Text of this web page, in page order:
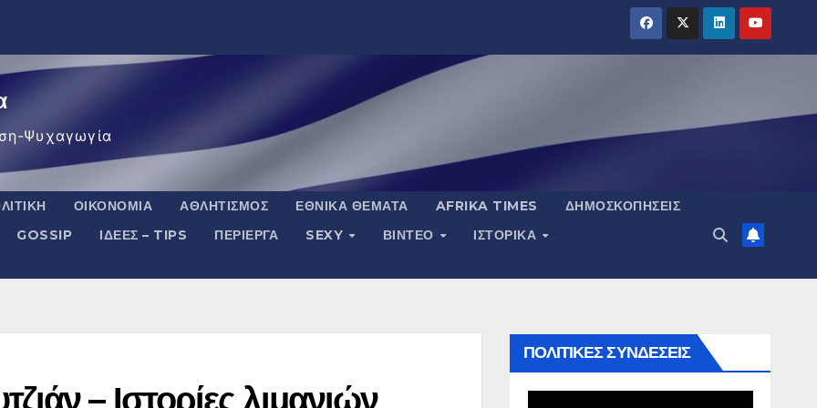
Ψυχαγωγία
ΟΙΚΟΝΟΜΊΑ ΑΘΛΗΤΙΣΜΌΣ ΕΘΝΙΚΆ ΘΈΜΑΤΑ AFRIKA TIMES
ΔΗΜΟΣΚΟΠΉΣΕΙΣ
GOSSIP ΙΔΈΕΣ – TIPS ΠΕΡΊΕΡΓΑ SEXY ΒΙΝΤΕΟ
ΙΣΤΟΡΙΚΆ
– Ιστορίες λιμανιών
ΠΟΛΙΤΙΚΕΣ ΣΥΝΔΕΣΕΙΣ